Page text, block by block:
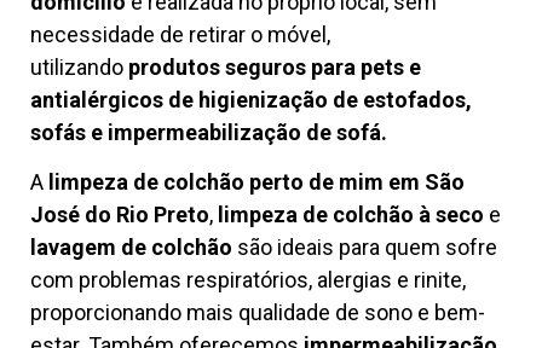
necessidade de retirar o móvel,
utilizando produtos seguros para pets e
antialérgicos de higienização de estofados,
sofás e impermeabilização de sofá.
A limpeza de colchão perto de mim em São
José do Rio Preto, limpeza de colchão à seco e
lavagem de colchão são ideais para quem sofre
com problemas respiratórios, alergias e rinite,
proporcionando mais qualidade de sono e bem-